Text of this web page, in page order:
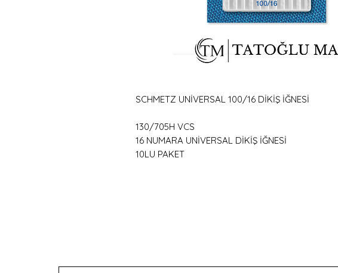
SCHMETZ UNİVERSAL 100/16 DİKİŞ İĞNESİ
130/705H VCS
16 NUMARA UNİVERSAL DİKİŞ İĞNESİ
10LU PAKET